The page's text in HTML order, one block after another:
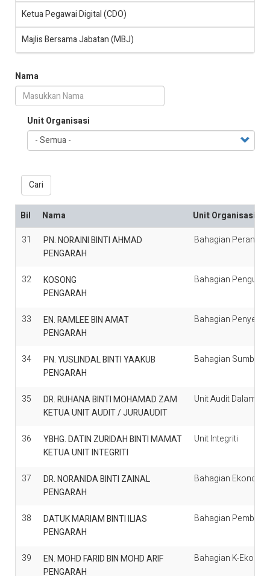
Ketua Pegawai Digital (CDO)
Majlis Bersama Jabatan (MBJ)
Nama
Unit Organisasi
Cari
Bil Nama
Unit Organisasi
31
PN. NORAINI BINTI AHMAD
PENGARAH
Bahagian
32
KOSONG
PENGARAH
Bahagian
33
EN. RAMLEE BIN AMAT
PENGARAH
Bahagian
34
PN. YUSLINDAL BINTI YAAKUB
PENGARAH
Bahagian Sumber
35
DR. RUHANA BINTI MOHAMAD ZAM
KETUA UNIT AUDIT / JURUAUDIT
Unit Audit Dalam
36
YBHG. DATIN ZURIDAH BINTI MAMAT
KETUA UNIT INTEGRITI
Unit Integriti
37
DR. NORANIDA BINTI ZAINAL
PENGARAH
Bahagian Ekonomi
38
DATUK MARIAM BINTI ILIAS
PENGARAH
Bahagian
39
EN. MOHD FARID BIN MOHD ARIF
PENGARAH
Bahagian K-